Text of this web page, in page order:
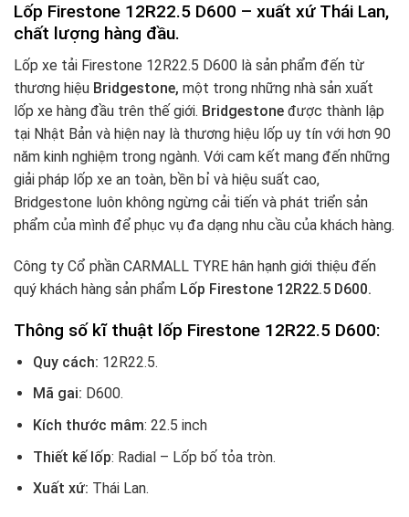
Lốp Firestone 12R22.5 D600 – xuất xứ Thái Lan,
chất lượng hàng đầu.
Lốp xe tải Firestone 12R22.5 D600 là sản phẩm đến từ
thương hiệu Bridgestone, một trong những nhà sản xuất
lốp xe hàng đầu trên thế giới. Bridgestone được thành lập
tại Nhật Bản và hiện nay là thương hiệu lốp uy tín với hơn 90
năm kinh nghiệm trong ngành. Với cam kết mang đến những
giải pháp lốp xe an toàn, bền bỉ và hiệu suất cao,
Bridgestone luôn không ngừng cải tiến và phát triển sản
phẩm của mình để phục vụ đa dạng nhu cầu của khách hàng.
Công ty Cổ phần CARMALL TYRE hân hạnh giới thiệu đến
quý khách hàng sản phẩm Lốp Firestone 12R22.5 D600.
Thông số kĩ thuật lốp Firestone 12R22.5 D600:
Quy cách: 12R22.5.
Mã gai: D600.
Kích thước mâm: 22.5 inch
Thiết kế lốp: Radial – Lốp bố tỏa tròn.
Xuất xứ: Thái Lan.